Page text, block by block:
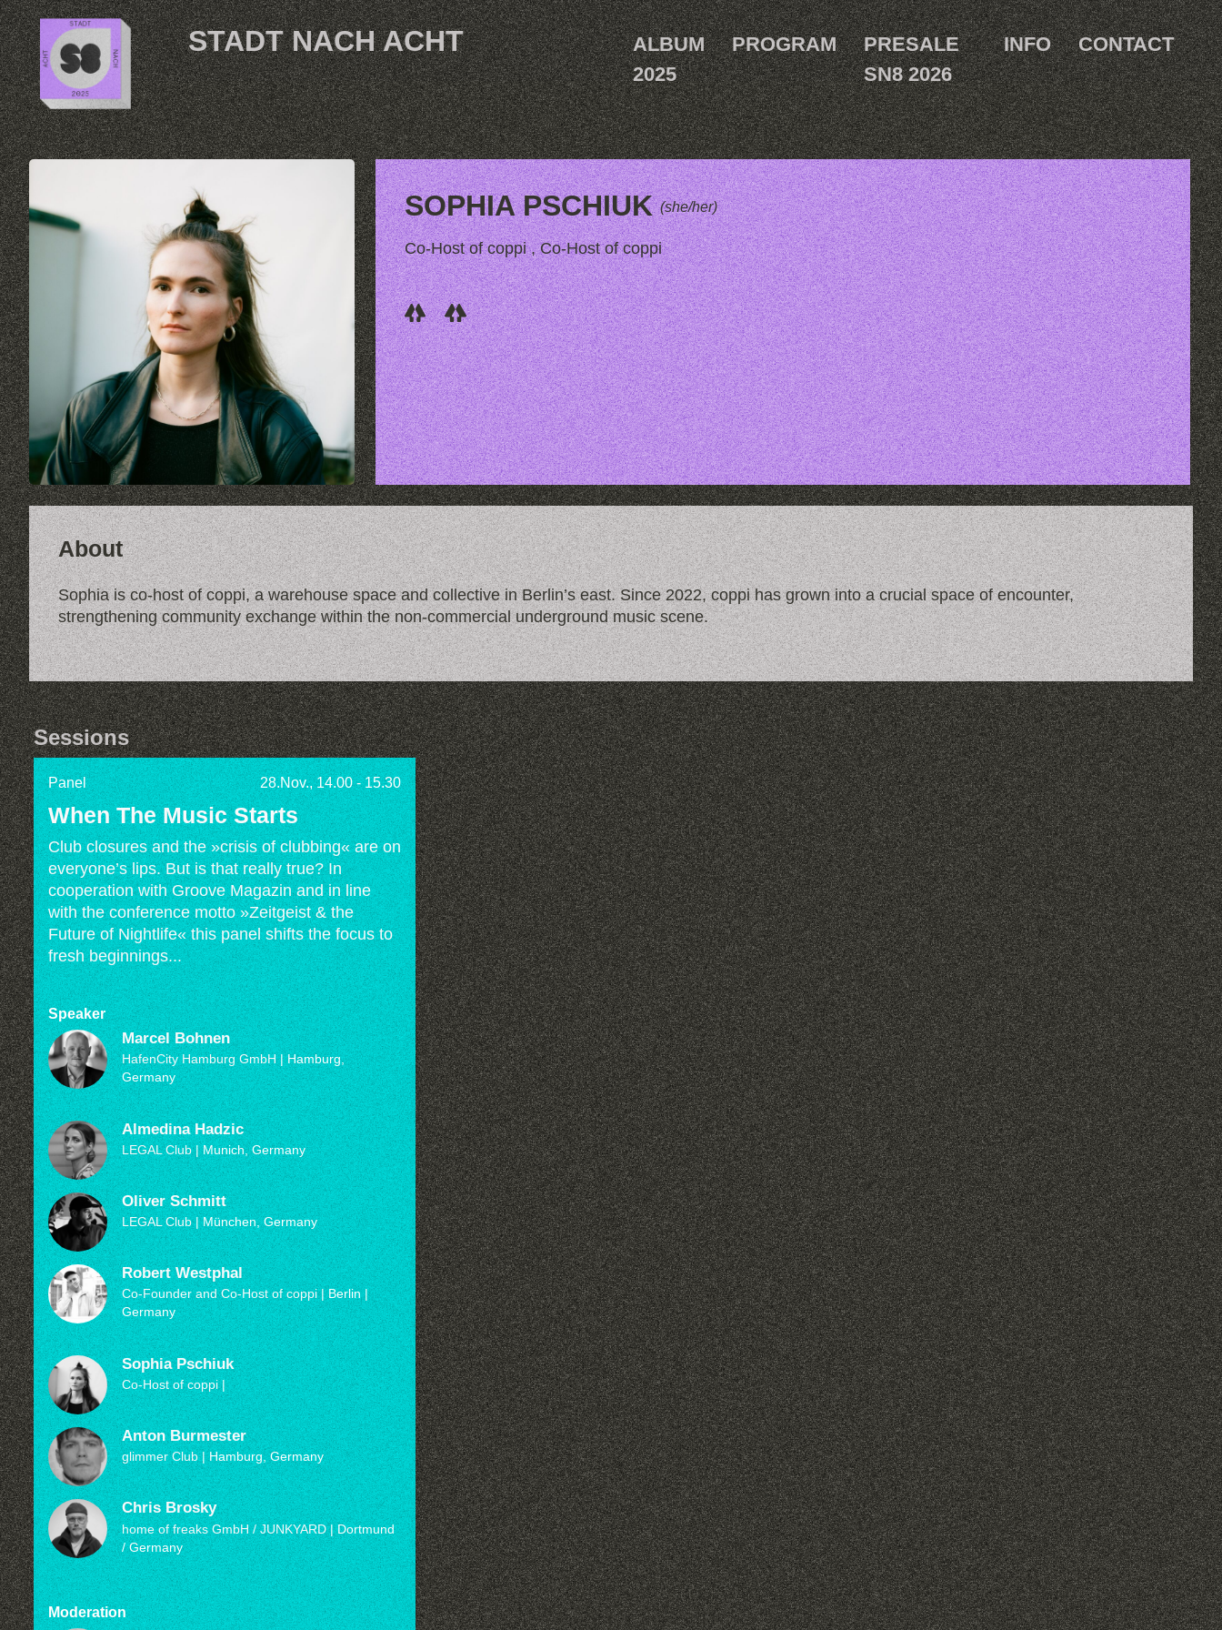
Skip to content
STADT NACH ACHT
ALBUM
2025
PROGRAM
PRESALE
SN8 2026
INFO CONTACT
SOPHIA PSCHIUK (she/her)
Co-Host of coppi , Co-Host of coppi
About
Sophia is co-host of coppi, a warehouse space and collective in Berlin’s east. Since 2022, coppi has grown into a crucial space of encounter,
strengthening community exchange within the non-commercial underground music scene.
Sessions
Panel 28.Nov., 14.00 - 15.30
When The Music Starts
Club closures and the »crisis of clubbing« are on
everyone’s lips. But is that really true? In
cooperation with Groove Magazin and in line
with the conference motto »Zeitgeist & the
Future of Nightlife« this panel shifts the focus to
fresh beginnings...
Speaker
Marcel Bohnen
HafenCity Hamburg GmbH| Hamburg,
Germany
Almedina Hadzic
LEGAL Club| Munich, Germany
Oliver Schmitt
LEGAL Club| München, Germany
Robert Westphal
Co-Founder and Co-Host of coppi| Berlin |
Germany
Sophia Pschiuk
Co-Host of coppi|
Anton Burmester
glimmer Club| Hamburg, Germany
Chris Brosky
home of freaks GmbH / JUNKYARD| Dortmund
/ Germany
Moderation